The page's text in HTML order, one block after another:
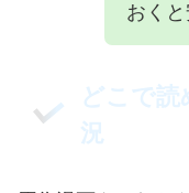
おくと
どこで読
況